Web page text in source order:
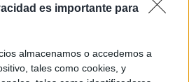
es importante para
almacenamos o accedemos a
tales como cookies, y